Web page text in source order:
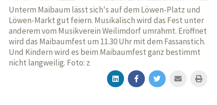
Unterm Maibaum lässt sich's auf dem Löwen-Platz und
Löwen-Markt gut feiern. Musikalisch wird das Fest unter
anderem vom Musikverein Weilimdorf umrahmt. Eröffnet
wird das Maibaumfest um 11.30 Uhr mit dem Fassanstich.
Und Kindern wird es beim Maibaumfest ganz bestimmt
nicht langweilig. Foto: z